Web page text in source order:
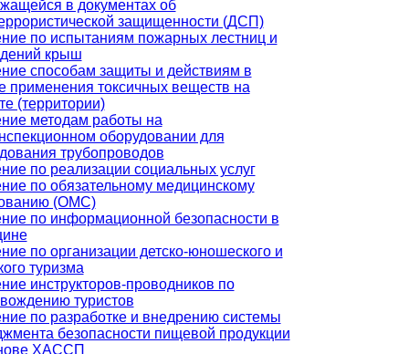
в документах об
защищенности (ДСП)
по испытаниям пожарных лестниц и
крыш
способам защиты и действиям в
применения токсичных веществ на
(территории)
методам работы на
оборудовании для
трубопроводов
по реализации социальных услуг
по обязательному медицинскому
(ОМС)
по информационной безопасности в
по организации детско-юношеского и
туризма
инструкторов-проводников по
туристов
по разработке и внедрению системы
безопасности пищевой продукции
ХАССП